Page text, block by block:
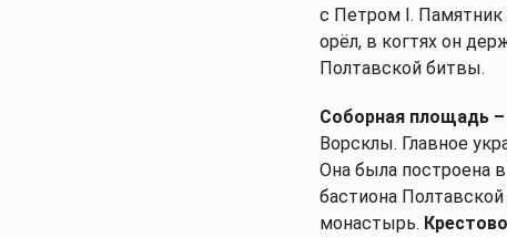
с Петром I. Памятник
орёл, в когтях он
Полтавской битвы.
Соборная площадь
Ворсклы. Главное
Она была построена
бастиона
монастырь.